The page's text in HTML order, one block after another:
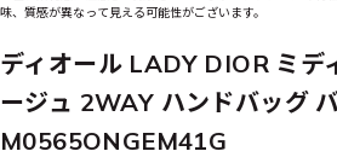
味、質感が異なって見える可能性がございます。
ディオール LADY DIOR ミデ
ージュ 2WAY ハンドバッグ
M0565ONGEM41G